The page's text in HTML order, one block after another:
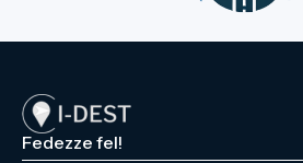
Fedezze fel!